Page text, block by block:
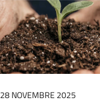
28 NOVEMBRE 2025